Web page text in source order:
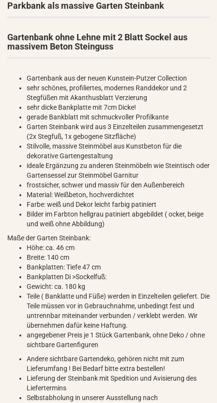
Parkbank als massive Garten Steinbank
Gartenbank ohne Lehne mit 2 Blatt Sockel aus
massivem Beton Steinguss
Gartenbank aus der neuen Kunstein-Putzer Collection
sehr schönes, profiliertes, modernes Randdekor und 2
Stegfüßen mit Akanthusblatt Verzierung
sehr dicke Bankplatte mit 7cm Dicke!
gerade Bankblatt mit schmuckvoller Profilkante
Garten Steinbank wird aus 3 Einzelteilen zusammengesetzt
(2x Stegfuß, 1x gebogene Sitzfläche)
Stilvolle, massive Steinmöbel aus Kunstbeton für die
dekorative Gartengestaltung
ideale Ergänzung zu anderen Steinmöbeln wie Steintisch oder
Gartensessel zur Steinmöbel Garnitur
frostsicher, schwer und massiv für den Außenbereich
Material: Weißbeton, hochverdichtet
Farbe: weiß und Dekor leicht farbig patiniert
Bilder im Farbton hellgrau patiniert abgebildet ( ocker, beige
und weiß ohne Abbildung)
Maße der Garten Steinbank:
Höhe: ca. 46 cm
Breite: 140 cm
Bankplatten: Tiefe 47 cm
Bankplatten Di >Sockelfuß:
Gewicht: ca. 180 kg
Teile ( Banklatte und Füße) werden in Einzelteilen geliefert. Die
Teile müssen vor in Gebrauchnahme, unbedingt fest und
untrennbar miteinander verbunden / verklebt werden. Wir
übernehmen dafür keine Haftung.
angegebener Preis je 1 Stück Gartenbank, ohne Deko / ohne
sichtbare Gartenfiguren
Andere sichtbare Gartendeko, gehören nicht mit zum
Lieferumfang ! Bei Bedarf bitte extra bestellen!
Lieferung der Steinbank mit Spedition und Avisierung des
Liefertermins
Selbstabholung in unserer Ausstellung nach